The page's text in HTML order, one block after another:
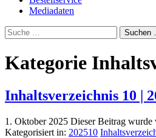
Mediadaten
Kategorie
Inhaltsverzeichnis 10 |
1. Oktober 2025 Dieser Beitrag wurde
Kategorisiert in: 202510